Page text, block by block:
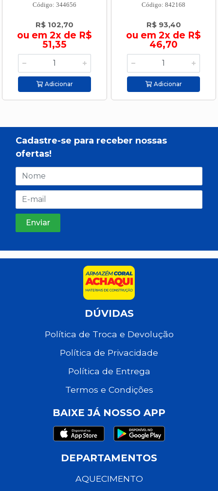
Código: 344656
R$ 102,70
ou em 2x de R$
51,35
Adicionar
Código: 842168
R$ 93,40
ou em 2x de R$
46,70
Adicionar
Cadastre-se para receber nossas
ofertas!
DÚVIDAS
Política de Troca e Devolução
Política de Privacidade
Política de Entrega
Termos e Condições
BAIXE JÁ NOSSO APP
DEPARTAMENTOS
AQUECIMENTO